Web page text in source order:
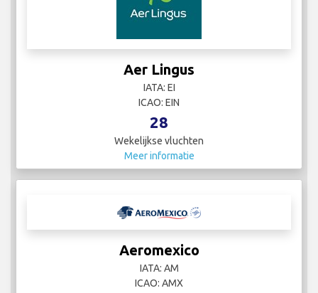
Aer Lingus
IATA: EI
ICAO: EIN
28
Wekelijkse vluchten
Meer informatie
Aeromexico
IATA: AM
ICAO: AMX